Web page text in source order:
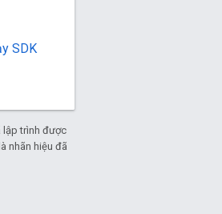
SDK
lập trình được
nhãn hiệu đã